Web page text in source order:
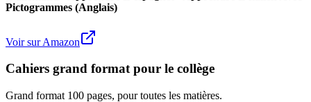
Pictogrammes (Anglais)
Voir sur Amazon
Cahiers grand format pour le collège
Grand format 100 pages, pour toutes les matières.